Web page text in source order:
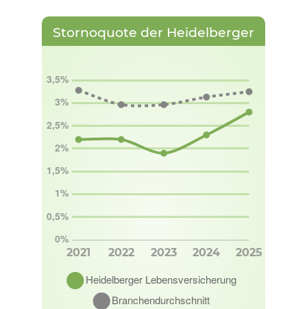
Stornoquote der Heidelberger